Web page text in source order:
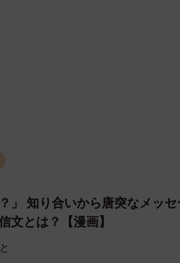
さんに話を聞きました。
？」 知り合いから唐突なメッ
文とは？【漫画】